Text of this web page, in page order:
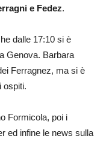
e Fedez.
dalle 17:10 si è
Genova. Barbara
Ferragnez, ma si è
ospiti.
Formicola, poi i
ed infine le news sulla